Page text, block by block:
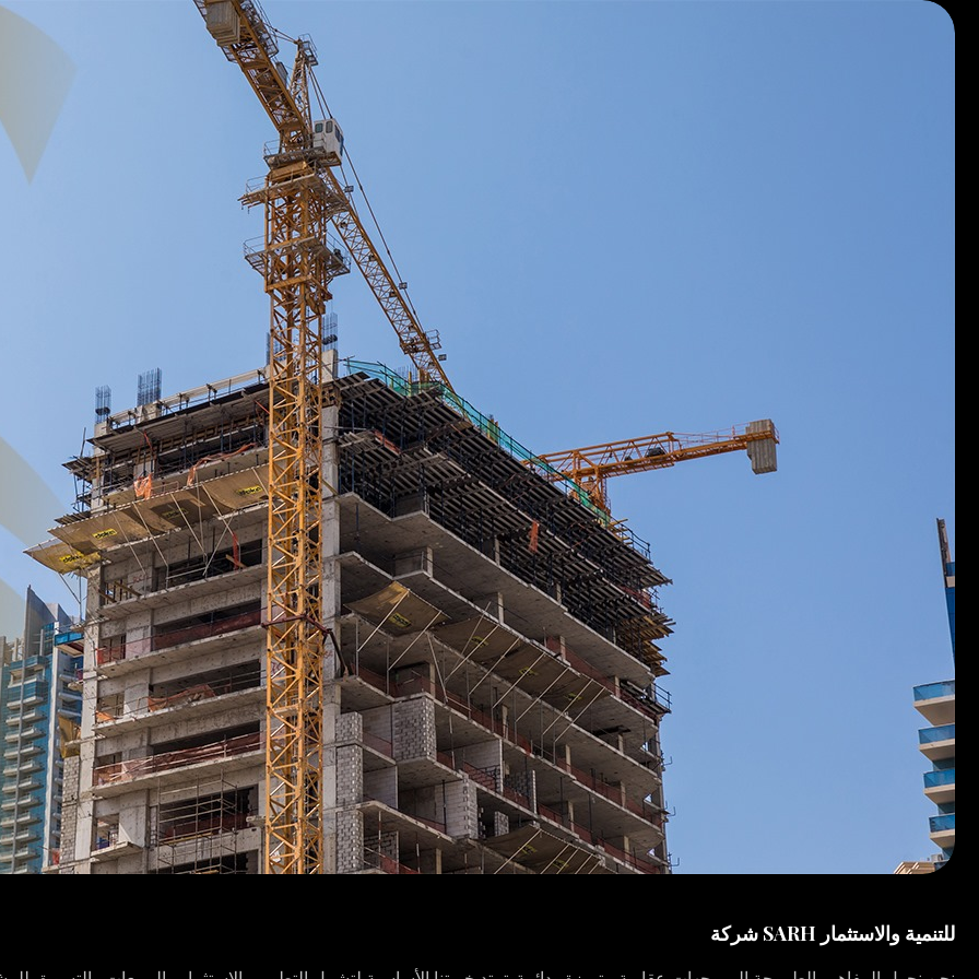
شركة SARH للتنمية والاستثمار